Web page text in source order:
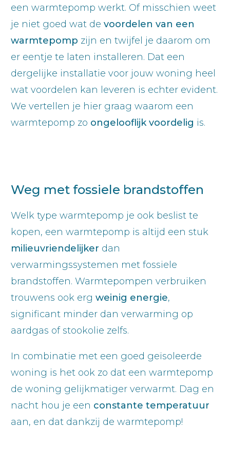
een warmtepomp werkt. Of misschien weet
je niet goed wat de voordelen van een
warmtepomp zijn en twijfel je daarom om
er eentje te laten installeren. Dat een
dergelijke installatie voor jouw woning heel
wat voordelen kan leveren is echter evident.
We vertellen je hier graag waarom een
warmtepomp zo ongelooflijkvoordelig is.
Weg met fossiele brandstoffen
Welk type warmtepomp je ook beslist te
kopen, een warmtepomp is altijd een stuk
milieuvriendelijker dan
verwarmingssystemen met fossiele
brandstoffen. Warmtepompen verbruiken
trouwens ook erg weinig energie,
significant minder dan verwarming op
aardgas of stookolie zelfs.
In combinatie met een goed geïsoleerde
woning is het ook zo dat een warmtepomp
de woning gelijkmatiger verwarmt. Dag en
nacht hou je een constante temperatuur
aan, en dat dankzij de warmtepomp!